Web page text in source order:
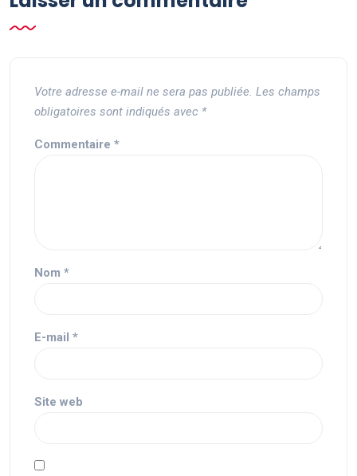
Votre adresse e-mail ne sera pas publiée. Les champs
obligatoires sont indiqués avec *
Commentaire *
Nom *
E-mail *
Site web